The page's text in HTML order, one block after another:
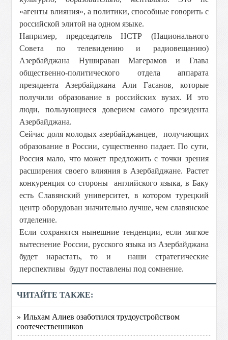
«агенты влияния», а политики, способные говорить с
российской элитой на одном языке.
Например, председатель НСТР (Национального
Совета по телевидению и радиовещанию)
Азербайджана Нушираван Магерамов и Глава
общественно-политического отдела аппарата
президента Азербайджана Али Гасанов, которые
получили образование в российских вузах. И это
люди, пользующиеся доверием самого президента
Азербайджана.
Сейчас доля молодых азербайджанцев, получающих
образование в России, существенно падает. По сути,
Россия мало, что может предложить с точки зрения
расширения своего влияния в Азербайджане. Растет
конкуренция со стороны английского языка, в Баку
есть Славянский университет, в котором турецкий
центр оборудован значительно лучше, чем славянское
отделение.
Если сохранятся нынешние тенденции, если мягкое
вытеснение России, русского языка из Азербайджана
будет нарастать, то и наши стратегические
перспективы будут поставлены под сомнение.
ЧИТАЙТЕ ТАКЖЕ:
» Ильхам Алиев озаботился трудоустройством
соотечественников